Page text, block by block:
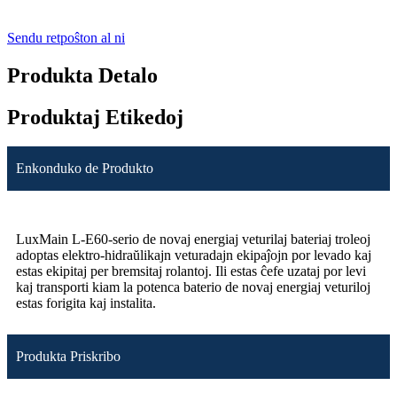
Sendu retpoŝton al ni
Produkta Detalo
Produktaj Etikedoj
Enkonduko de Produkto
LuxMain L-E60-serio de novaj energiaj veturilaj bateriaj troleoj
adoptas elektro-hidraŭlikajn veturadajn ekipaĵojn por levado kaj
estas ekipitaj per bremsitaj rolantoj. Ili estas ĉefe uzataj por levi
kaj transporti kiam la potenca baterio de novaj energiaj veturiloj
estas forigita kaj instalita.
Produkta Priskribo